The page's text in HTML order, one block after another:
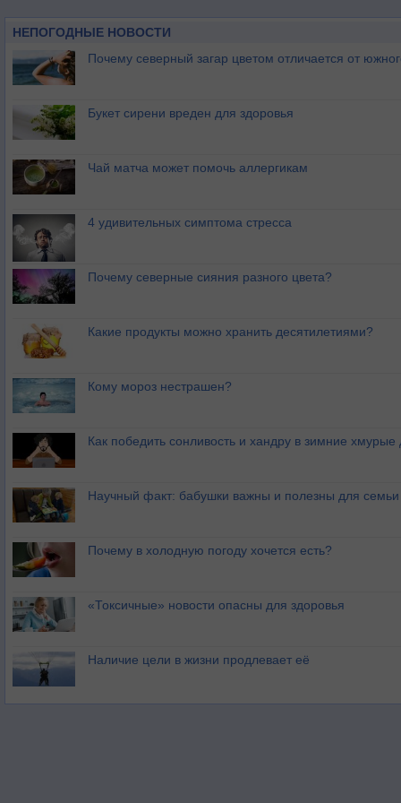
НЕПОГОДНЫЕ НОВОСТИ
Почему северный загар цветом отличается от
Букет сирени вреден для здоровья
Чай матча может помочь аллергикам
4 удивительных симптома стресса
Почему северные сияния разного цвета?
Какие продукты можно хранить десятилетиями?
Кому мороз нестрашен?
Как победить сонливость и хандру в зимние хмурые
Научный факт: бабушки важны и полезны для семьи
Почему в холодную погоду хочется есть?
«Токсичные» новости опасны для здоровья
Наличие цели в жизни продлевает её